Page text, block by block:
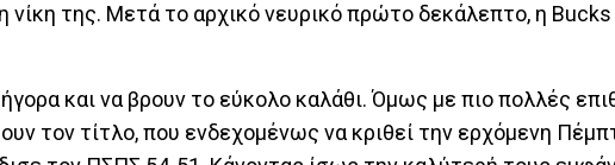
νίκη της. Μετά το αρχικό νευρικό πρώτο δεκάλεπτο, η
και να βρουν το εύκολο καλάθι. Όμως με πιο πολλές
τον τίτλο, που ενδεχομένως να κριθεί την ερχόμενη